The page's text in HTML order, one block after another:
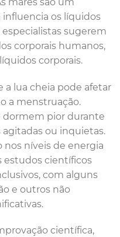
os líquidos
especialistas sugerem
corporais humanos,
corporais.
a lua cheia pode afetar
a menstruação.
dormem pior durante
agitadas ou inquietas.
níveis de energia
estudos científicos
com alguns
e outros não
científica,